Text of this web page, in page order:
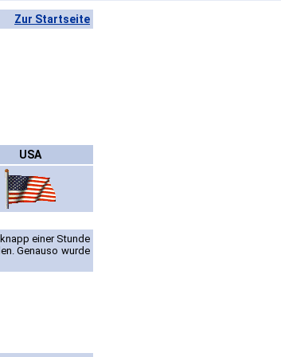
Zur Startseite
USA
einer Stunde
Genauso wurde